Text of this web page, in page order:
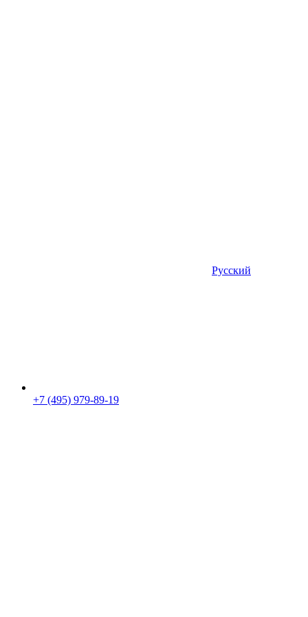
Русский
+7 (495) 979-89-19